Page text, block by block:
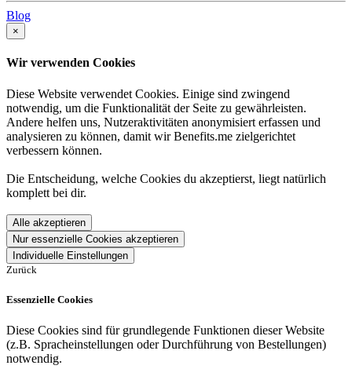
Blog
×
Wir verwenden Cookies
Diese Website verwendet Cookies. Einige sind zwingend
notwendig, um die Funktionalität der Seite zu gewährleisten.
Andere helfen uns, Nutzeraktivitäten anonymisiert erfassen und
analysieren zu können, damit wir Benefits.me zielgerichtet
verbessern können.
Die Entscheidung, welche Cookies du akzeptierst, liegt natürlich
komplett bei dir.
Alle akzeptieren
Nur essenzielle Cookies akzeptieren
Individuelle Einstellungen
Zurück
Essenzielle Cookies
Diese Cookies sind für grundlegende Funktionen dieser Website
(z.B. Spracheinstellungen oder Durchführung von Bestellungen)
notwendig.